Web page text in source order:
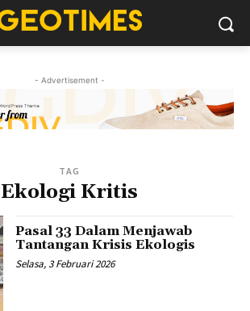
- Advertisement -
TAG
Ekologi Kritis
Pasal 33 Dalam Menjawab
Tantangan Krisis Ekologis
Selasa, 3 Februari 2026